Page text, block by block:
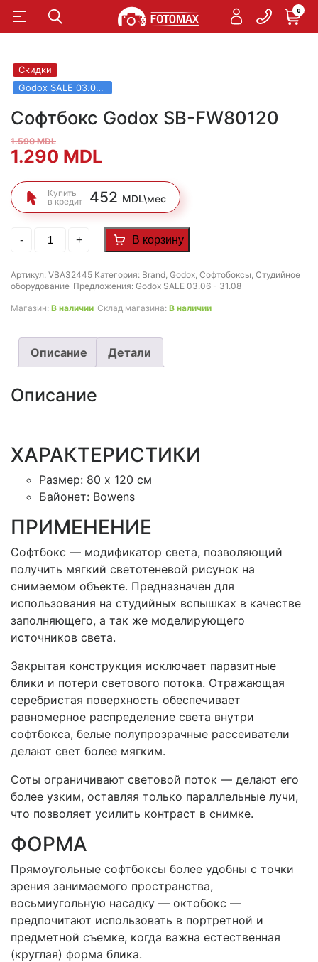
0
Скидки
Godox SALE 03.06 - 31.08
Софтбокс Godox SB-FW80120
1.590MDL
Первоначальная
цена
составляла
1.590 MDL.
1.290 MDLТекущая
цена:
1.290 MDL.
Купить
в кредит
452 MDL\мес
-
Количество
товара
SB-
FW80120
+ В корзину
Артикул: VBA32445 Категория: Brand, Godox, Софтобоксы, Студийное
оборудование Предложения: Godox SALE 03.06 - 31.08
Магазин: В наличии Склад магазина: В наличии
Описание Детали
Описание
ХАРАКТЕРИСТИКИ
Размер: 80 x 120 см
Байонет: Bowens
ПРИМЕНЕНИЕ
Софтбокс — модификатор света, позволяющий
получить мягкий светотеневой рисунок на
снимаемом объекте. Предназначен для
использования на студийных вспышках в качестве
заполняющего, а так же моделирующего
источников света.
Закрытая конструкция исключает паразитные
блики и потери светового потока. Отражающая
серебристая поверхность обеспечивает
равномерное распределение света внутри
софтбокса, белые полупрозрачные рассеиватели
делают свет более мягким.
Соты ограничивают световой поток — делают его
более узким, оставляя только параллельные лучи,
что позволяет усилить контраст в снимке.
ФОРМА
Прямоугольные софтбоксы более удобны с точки
зрения занимаемого пространства,
восьмиугольную насадку — октобокс —
предпочитают использовать в портретной и
предметной съемке, когда важна естественная
(круглая) форма блика.